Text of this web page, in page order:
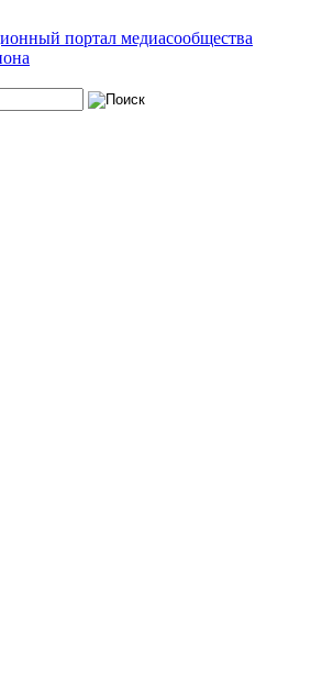
портал медиасообщества